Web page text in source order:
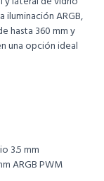
ARGB,
hasta 360 mm y
una opción ideal
3.5 mm
ARGB PWM